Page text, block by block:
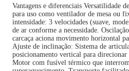
Vantagens e diferenciais Versatilidade
para uso como ventilador de mesa ou
intensidade: 3 velocidades (suave,
de ar conforme a necessidade.
carcaça aciona movimento horizontal
Ajuste de inclinação: Sistema de
posicionamento vertical para
Motor com fusível térmico que